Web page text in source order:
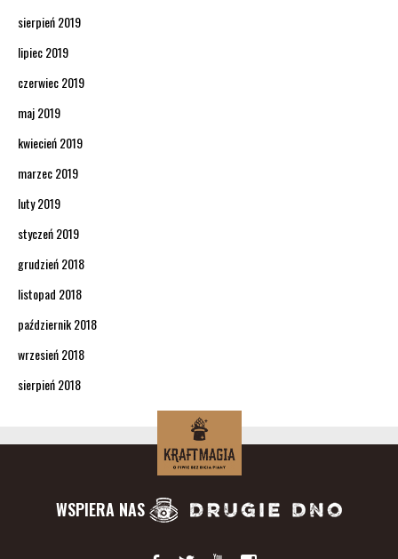
sierpień 2019
lipiec 2019
czerwiec 2019
maj 2019
kwiecień 2019
marzec 2019
luty 2019
styczeń 2019
grudzień 2018
listopad 2018
październik 2018
wrzesień 2018
sierpień 2018
WSPIERA NAS